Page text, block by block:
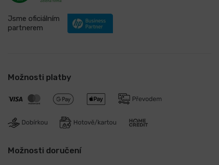
Jsme oficiálním
partnerem
Možnosti platby
Možnosti doručení